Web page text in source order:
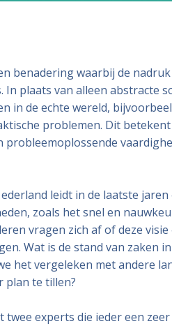
benadering waarbij de
In plaats van alleen abstracte
in de echte wereld,
problemen. Dit
leidt in de laatste
zoals het snel en
vragen zich af of deze
Wat is de stand van zaken
het vergeleken met andere
plan te tillen?
twee experts die ieder een